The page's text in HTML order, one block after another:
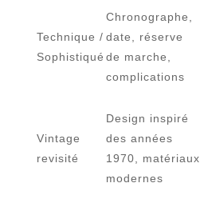
Technique /
Sophistiqué
Chronographe,
date, réserve
de marche,
complications
Vintage
revisité
Design inspiré
des années
1970, matériaux
modernes